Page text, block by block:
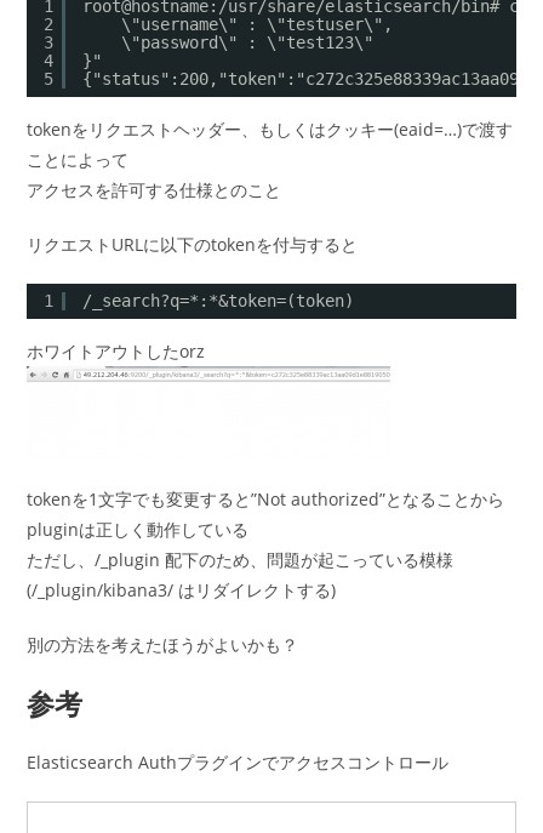
1
2
3
4
5
root@hostname:/usr/share/elasticsearch/bin#
\"username\" : \"testuser\",
\"password\" : \"test123\"
}"
tokenをリクエストヘッダー、もしくはクッキー(eaid=…)で渡す
ことによって
アクセスを許可する仕様とのこと
リクエストURLに以下のtokenを付与すると
1 /_search?q=*:*&token=(token)
ホワイトアウトしたorz
tokenを1文字でも変更すると”Not authorized”となることから
pluginは正しく動作している
ただし、/_plugin 配下のため、問題が起こっている模様
(/_plugin/kibana3/ はリダイレクトする)
別の方法を考えたほうがよいかも？
参考
Elasticsearch Authプラグインでアクセスコントロール